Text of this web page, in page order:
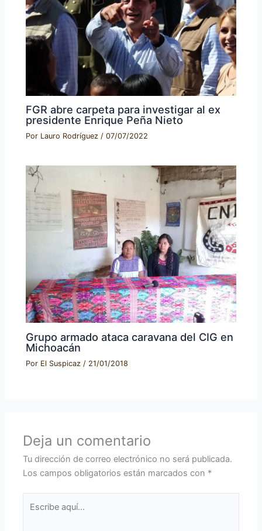
FGR abre carpeta para investigar al ex
presidente Enrique Peña Nieto
Por Lauro Rodríguez/07/07/2022
Grupo armado ataca caravana del CIG en
Michoacán
Por El Suspicaz/ 21/01/2018
Deja un comentario
Tu dirección de correo electrónico no será publicada.
Los campos obligatorios están marcados con *
aquí...